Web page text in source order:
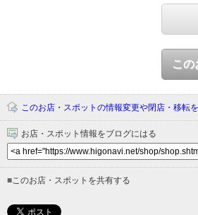
この
このお店・スポットの情報変更や閉店・移転
お店・スポット情報をブログにはる
■このお店・スポットを共有する